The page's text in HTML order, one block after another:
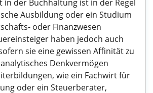
in der Buchhaltung ist in der Regel
Ausbildung oder ein Studium
oder Finanzwesen
haben jedoch auch
sie eine gewissen Affinität zu
Denkvermögen
wie ein Fachwirt für
oder ein Steuerberater,